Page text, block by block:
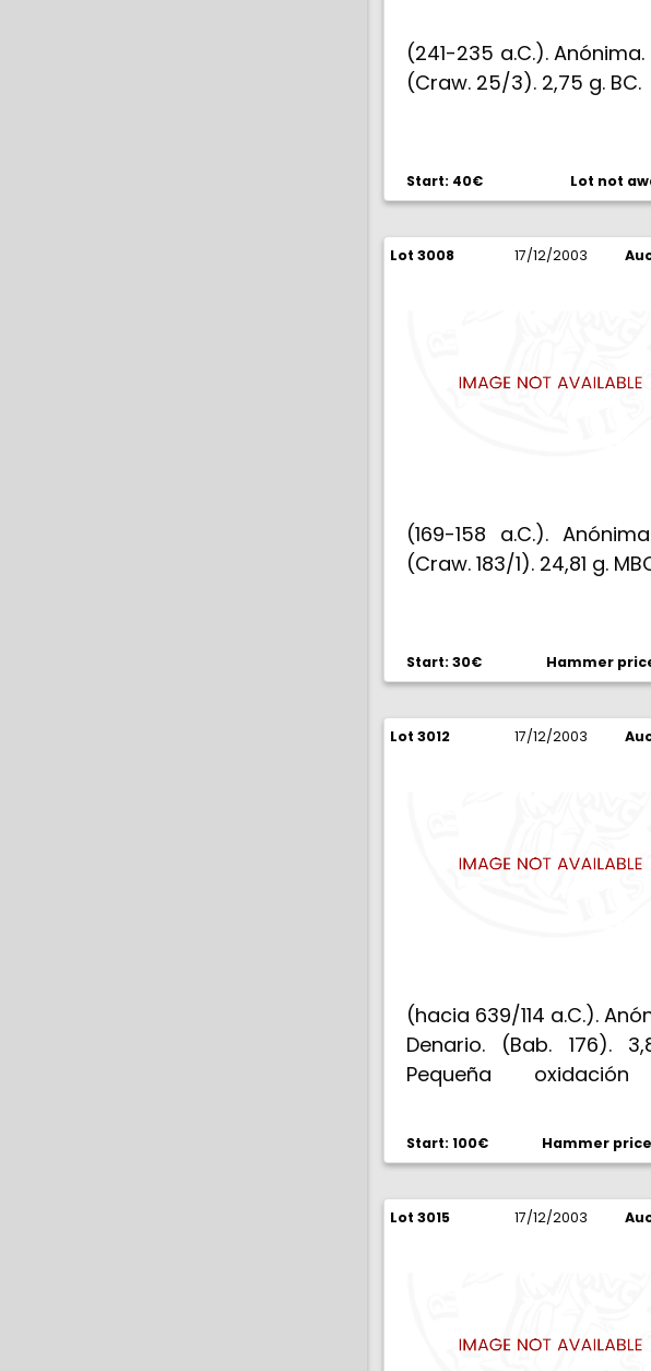
(241-235 a.C.). Anónima.
(Craw. 25/3). 2,75 g. BC.
Start: 40€ Lot not
Lot 3008 17/12/2003
(169-158 a.C.).
(Craw. 183/1). 24,81 g.
Start: 30€ Hammer
Lot 3012 17/12/2003
(hacia 639/114 a.C.).
Denario. (Bab. 176).
Pequeña
Start: 100€ Hammer
Lot 3015 17/12/2003